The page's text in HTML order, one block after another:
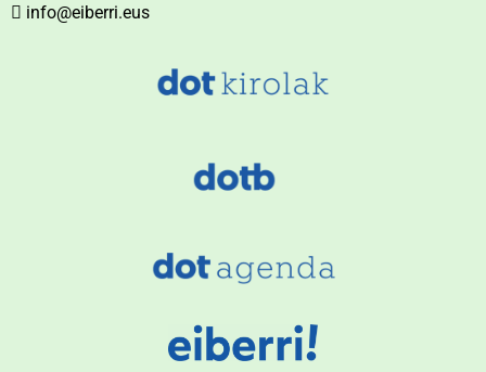
info@eiberri.eus